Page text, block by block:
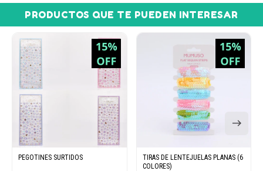
PRODUCTOS QUE TE PUEDEN INTERESAR
PEGOTINES SURTIDOS
TIRAS DE LENTEJUELAS PLANAS (6
COLORES)